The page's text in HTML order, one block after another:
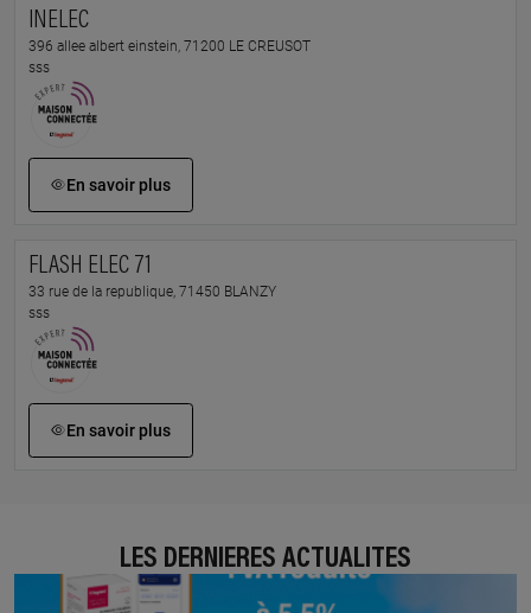
INELEC
396 allee albert einstein, 71200 LE CREUSOT
sss
En savoir plus
FLASH ELEC 71
33 rue de la republique, 71450 BLANZY
sss
En savoir plus
LES DERNIÈRES ACTUALITÉS